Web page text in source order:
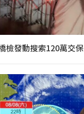
檢發動搜索120萬交保